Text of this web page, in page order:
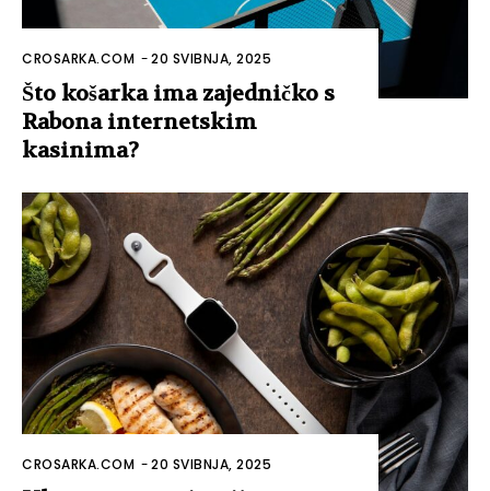
CROSARKA.COM -20 SVIBNJA, 2025
Što košarka ima zajedničko s
Rabona internetskim
kasinima?
CROSARKA.COM -20 SVIBNJA, 2025